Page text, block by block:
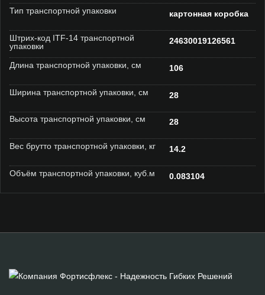
Тип транспортной упаковки картонная коробка
Штрих-код ITF-14 транспортной
упаковки
24630019126561
Длина транспортной упаковки, см 106
Ширина транспортной упаковки, см 28
Высота транспортной упаковки, см 28
Вес брутто транспортной упаковки, кг 14.2
Объём транспортной упаковки, куб.м 0.083104